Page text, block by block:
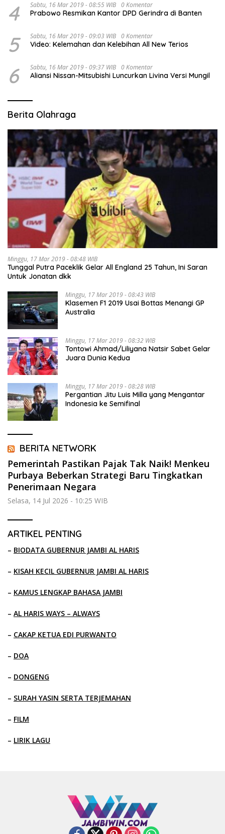
4 Sabtu, 16 Mar 2019 - 08:55 WIB 0 Komentar
Prabowo Resmikan Kantor DPD Gerindra di Banten
5 Sabtu, 16 Mar 2019 - 09:03 WIB 0 Komentar
Video: Kelemahan dan Kelebihan All New Terios
6 Sabtu, 16 Mar 2019 - 09:37 WIB 0 Komentar
Aliansi Nissan-Mitsubishi Luncurkan Livina Versi Mungil
Berita Olahraga
Minggu, 17 Mar 2019 - 08:48 WIB
Tunggal Putra Paceklik Gelar All England 25 Tahun, Ini Saran
Untuk Jonatan dkk
Minggu, 17 Mar 2019 - 08:43 WIB
Klasemen F1 2019 Usai Bottas Menangi GP
Australia
Minggu, 17 Mar 2019 - 08:32 WIB
Tontowi Ahmad/Liliyana Natsir Sabet Gelar
Juara Dunia Kedua
Minggu, 17 Mar 2019 - 08:28 WIB
Pergantian Jitu Luis Milla yang Mengantar
Indonesia ke Semifinal
BERITA NETWORK
Pemerintah Pastikan Pajak Tak Naik! Menkeu
Purbaya Beberkan Strategi Baru Tingkatkan
Penerimaan Negara
Selasa, 14 Jul 2026 - 10:25 WIB
ARTIKEL PENTING
– BIODATA GUBERNUR JAMBI AL HARIS
– KISAH KECIL GUBERNUR JAMBI AL HARIS
– KAMUS LENGKAP BAHASA JAMBI
– AL HARIS WAYS – ALWAYS
– CAKAP KETUA EDI PURWANTO
– DOA
– DONGENG
– SURAH YASIN SERTA TERJEMAHAN
– FILM
– LIRIK LAGU